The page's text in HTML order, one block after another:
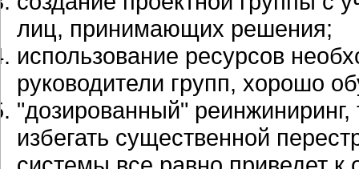
лиц, принимающих решения;
использование ресурсов
руководители групп, хорошо
"дозированный"
избегать существенной